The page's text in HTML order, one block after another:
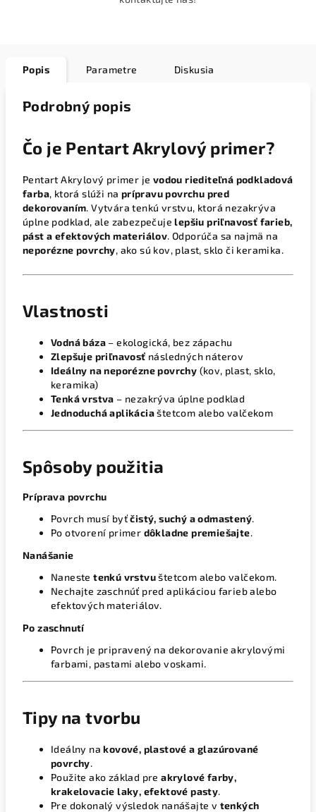
Popis Parametre Diskusia
Podrobný popis
Čo je Pentart Akrylový primer?
Pentart Akrylový primer je vodou riediteľná podkladová
farba, ktorá slúži na prípravu povrchu pred
dekorovaním. Vytvára tenkú vrstvu, ktorá nezakrýva
úplne podklad, ale zabezpečujelepšiu priľnavosť farieb,
pást a efektových materiálov. Odporúča sa najmä na
neporézne povrchy, ako sú kov, plast, sklo či keramika.
Vlastnosti
Vodná báza – ekologická, bez zápachu
Zlepšuje priľnavosť následných náterov
Ideálny na neporézne povrchy (kov, plast, sklo,
keramika)
Tenká vrstva – nezakrýva úplne podklad
Jednoduchá aplikáciaštetcom alebo valčekom
Spôsoby použitia
Príprava povrchu
Povrch musí byťčistý, suchý a odmastený.
Po otvorení primer dôkladne premiešajte.
Nanášanie
Nanestetenkú vrstvuštetcom alebo valčekom.
Nechajte zaschnúť pred aplikáciou farieb alebo
efektových materiálov.
Po zaschnutí
Povrch je pripravený na dekorovanie akrylovými
farbami, pastami alebo voskami.
Tipy na tvorbu
Ideálny nakovové, plastové a glazúrované
povrchy.
Použite ako základ preakrylové farby,
krakelovacie laky, efektové pasty.
Pre dokonalý výsledok nanášajte v tenkých